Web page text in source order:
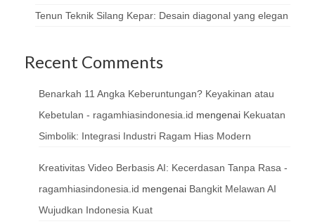
Tenun Teknik Silang Kepar: Desain diagonal yang elegan
Recent Comments
Benarkah 11 Angka Keberuntungan? Keyakinan atau
Kebetulan - ragamhiasindonesia.id mengenai Kekuatan
Simbolik: Integrasi Industri Ragam Hias Modern
Kreativitas Video Berbasis AI: Kecerdasan Tanpa Rasa -
ragamhiasindonesia.id mengenai Bangkit Melawan AI
Wujudkan Indonesia Kuat